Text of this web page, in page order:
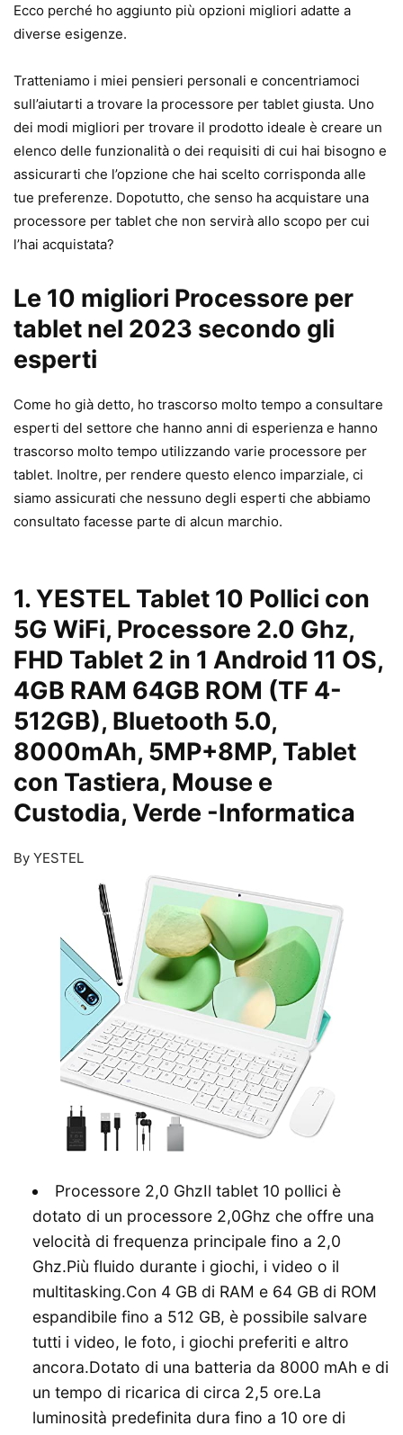
Ecco perché ho aggiunto più opzioni migliori adatte a
diverse esigenze.
Tratteniamo i miei pensieri personali e concentriamoci
sull’aiutarti a trovare la processore per tablet giusta. Uno
dei modi migliori per trovare il prodotto ideale è creare un
elenco delle funzionalità o dei requisiti di cui hai bisogno e
assicurarti che l’opzione che hai scelto corrisponda alle
tue preferenze. Dopotutto, che senso ha acquistare una
processore per tablet che non servirà allo scopo per cui
l’hai acquistata?
Le 10 migliori Processore per
tablet nel 2023 secondo gli
esperti
Come ho già detto, ho trascorso molto tempo a consultare
esperti del settore che hanno anni di esperienza e hanno
trascorso molto tempo utilizzando varie processore per
tablet. Inoltre, per rendere questo elenco imparziale, ci
siamo assicurati che nessuno degli esperti che abbiamo
consultato facesse parte di alcun marchio.
1. YESTEL Tablet 10 Pollici con
5G WiFi, Processore 2.0 Ghz,
FHD Tablet 2 in 1 Android 11 OS,
4GB RAM 64GB ROM (TF 4-
512GB), Bluetooth 5.0,
8000mAh, 5MP+8MP, Tablet
con Tastiera, Mouse e
Custodia, Verde -Informatica
By YESTEL
Processore 2,0 GhzIl tablet 10 pollici è
dotato di un processore 2,0Ghz che offre una
velocità di frequenza principale fino a 2,0
Ghz.Più fluido durante i giochi, i video o il
multitasking.Con 4 GB di RAM e 64 GB di ROM
espandibile fino a 512 GB, è possibile salvare
tutti i video, le foto, i giochi preferiti e altro
ancora.Dotato di una batteria da 8000 mAh e di
un tempo di ricarica di circa 2,5 ore.La
luminosità predefinita dura fino a 10 ore di